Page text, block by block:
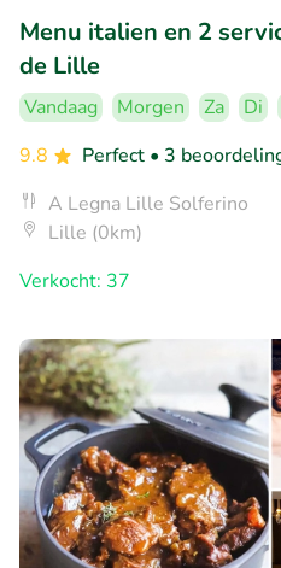
Menu italien en 2
de Lille
Vandaag Morgen Za Di
9.8
Perfect • 3
A Legna Lille Solferino
Lille (0km)
Verkocht: 37